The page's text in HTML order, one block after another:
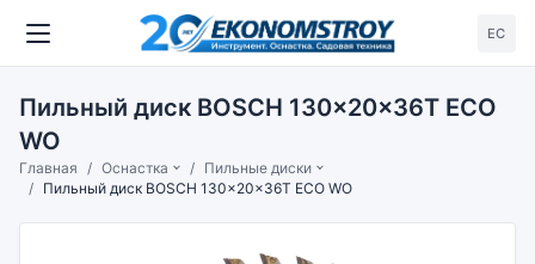
ЕС
Пильный диск BOSCH 130x20x36T ECO
WO
Главная Оснастка
Пильные диски
Пильный диск BOSCH 130x20x36T ECO WO